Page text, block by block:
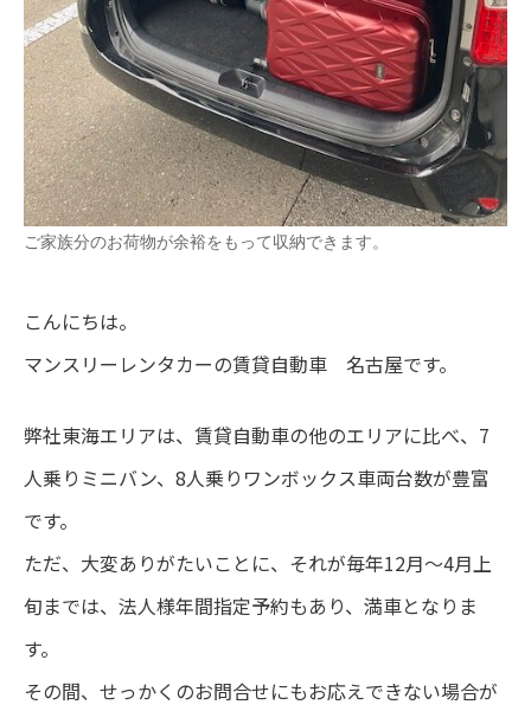
ご家族分のお荷物が余裕をもって収納できます。
こんにちは。
マンスリーレンタカーの賃貸自動車 名古屋です。
弊社東海エリアは、賃貸自動車の他のエリアに比べ、7
人乗りミニバン、8人乗りワンボックス車両台数が豊富
です。
ただ、大変ありがたいことに、それが毎年12月～4月上
旬までは、法人様年間指定予約もあり、満車となりま
す。
その間、せっかくのお問合せにもお応えできない場合が